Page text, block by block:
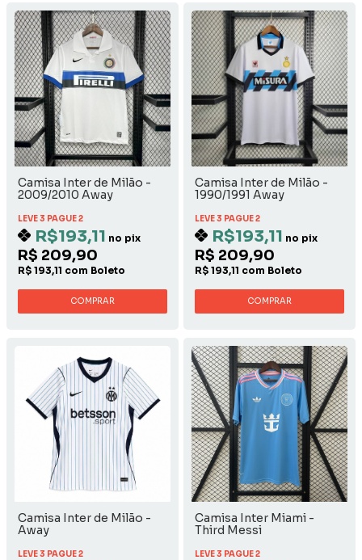
Camisa Inter de Milão -
2009/2010 Away
LEVE 3 PAGUE 2
R$193,11 no pix
R$ 209,90
R$ 193,11 com Boleto
COMPRAR
Camisa Inter de Milão -
1990/1991 Away
LEVE 3 PAGUE 2
R$193,11 no pix
R$ 209,90
R$ 193,11 com Boleto
COMPRAR
Camisa Inter de Milão -
Away
LEVE 3 PAGUE 2
Camisa Inter Miami -
Third Messi
LEVE 3 PAGUE 2